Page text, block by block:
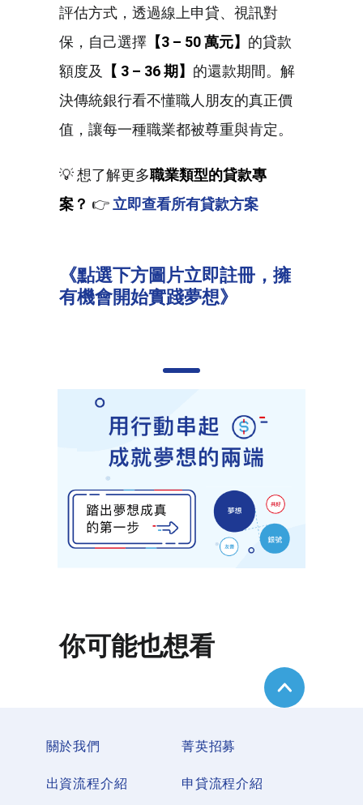
評估方式，透過線上申貸、視訊對
保，自己選擇【3 – 50 萬元】 的貸款
額度及
【 3 – 36 期】 的還款期間。解
決傳統銀行看不懂職人朋友的真正價
值，讓每一種職業都被尊重與肯定。
💡 想了解更多職業類型的貸款專
案？ 👉 立即查看所有貸款方案
《點選下方圖片立即註冊，擁
有機會開始實踐夢想》
你可能也想看
關於我們 菁英招募
出資流程介紹 申貸流程介紹